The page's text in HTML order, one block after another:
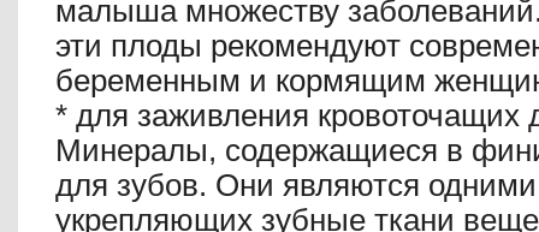
малыша множеству
эти плоды рекомендуют
беременным и кормящим
* для заживления кровоточащих
Минералы, содержащиеся в
для зубов. Они являются
укрепляющих зубные ткани